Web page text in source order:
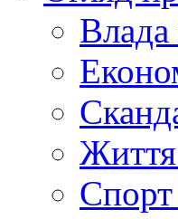
Влада
Життя
Спорт